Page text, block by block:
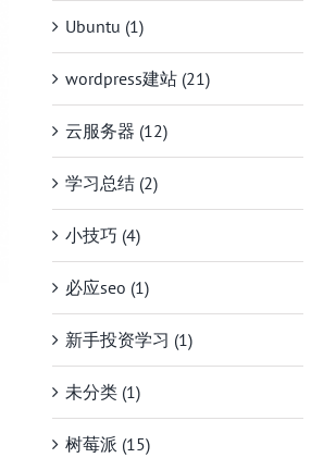
Ubuntu (1)
wordpress建站 (21)
云服务器 (12)
学习总结 (2)
小技巧 (4)
必应seo (1)
新手投资学习 (1)
未分类 (1)
树莓派 (15)